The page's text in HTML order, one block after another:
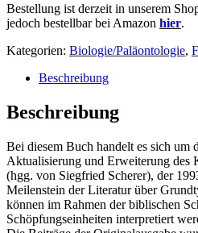
Bestellung ist derzeit in unserem
jedoch bestellbar bei Amazon hier.
Kategorien: Biologie/Paläontologie,
Beschreibung
Beschreibung
Bei diesem Buch handelt es sich um
Aktualisierung und Erweiterung des
(hgg. von Siegfried Scherer), der
Meilenstein der Literatur über
können im Rahmen der biblischen
Schöpfungseinheiten interpretiert